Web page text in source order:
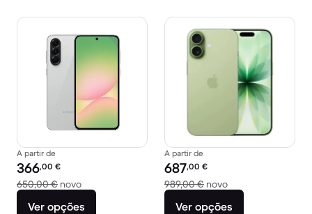
A partir de
Preço recondicionado:
366,00 €
650,00 € novoVersus 650,00 € novo
Ver opções
A partir de
Preço recondicionado:
687,00 €
989,00 € novoVersus 989,00 €
Ver opções